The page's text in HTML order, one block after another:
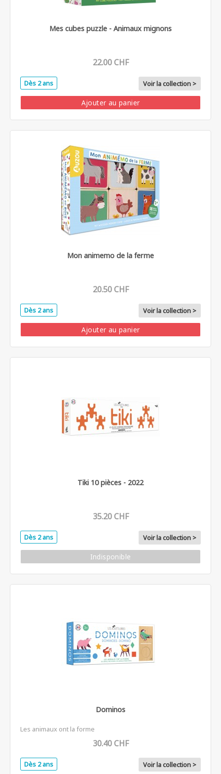
Mes cubes puzzle - Animaux mignons
22.00 CHF
Dès 2 ans Voir la collection >
Ajouter au panier
Mon animemo de la ferme
20.50 CHF
Dès 2 ans Voir la collection >
Ajouter au panier
Tiki 10 pièces - 2022
35.20 CHF
Dès 2 ans Voir la collection >
Indisponible
Dominos
Les animaux ont la forme
30.40 CHF
Dès 2 ans Voir la collection >